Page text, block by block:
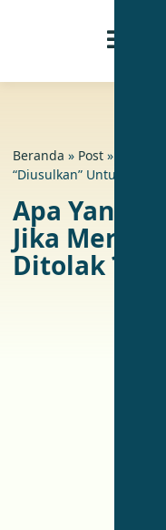
Beranda » Post »
“Diusulkan” Untuk Ditolak
Apa Yang
Jika Merek
Ditolak ?